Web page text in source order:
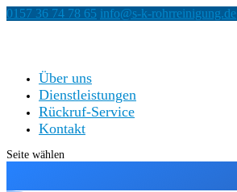
0157 36 74 78 65 info@s-k-rohrreinigung.de
Über uns
Dienstleistungen
Rückruf-Service
Kontakt
Seite wählen